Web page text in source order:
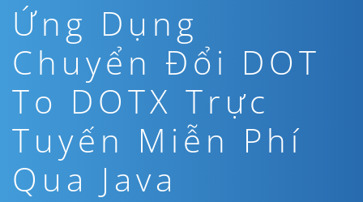
Ứng Dụng
Chuyển Đổi DOT
To DOTX Trực
Tuyến Miễn Phí
Qua Java